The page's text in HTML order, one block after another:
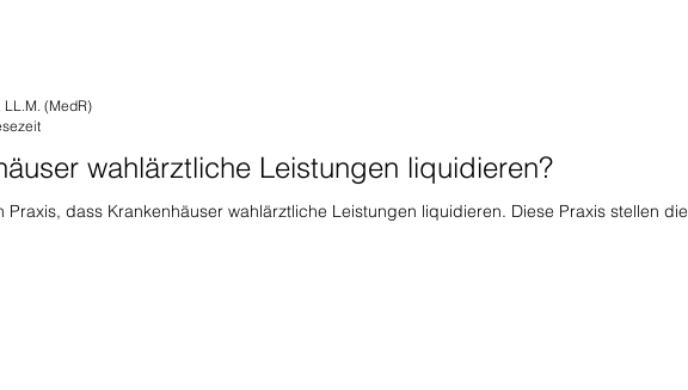
wahlärztliche Leistungen liquidieren?
dass Krankenhäuser wahlärztliche Leistungen liquidieren. Diese Praxis stellen die
(MedR)